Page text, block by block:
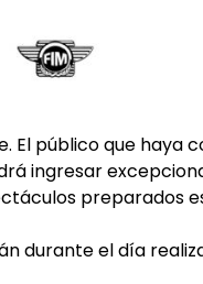
El público que haya
ingresar
preparados
durante el día